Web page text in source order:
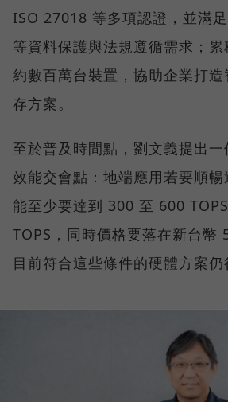
ISO 27018 等多項認證，並滿
等資料保護與法規遵循需求；累
約數百萬台裝置，協助企業打
存方案。
至於普及時間點，劉文義提出
效能交會點：地端應用若要順
能至少要達到 300 至 600
TOPS，同時價格要落在新台幣
目前符合這些條件的硬體方案仍